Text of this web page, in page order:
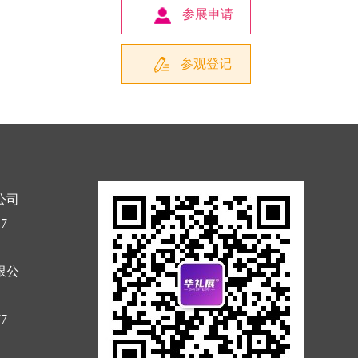
参展申请
参观登记
司
公